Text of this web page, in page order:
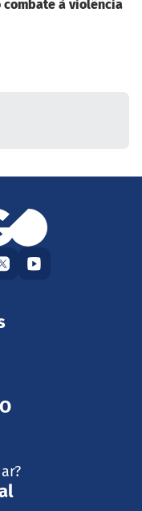
combate à violência